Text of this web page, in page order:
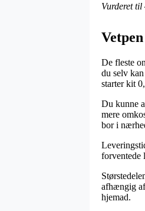
Vurderet til
De fleste
du selv
starter kit
Du kunne
mere
bor i
forventede
afhængig
hjemad.